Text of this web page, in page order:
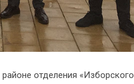
отделения «Изборского